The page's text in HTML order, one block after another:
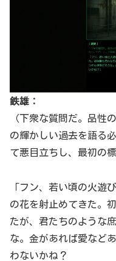
鉄雄：
（下衆な質問だ。品性
の輝かしい過去を語る
て悪目立ちし、最初の
「フン、若い頃の火遊
の花を射止めてきた。
たが、君たちのような
な。金があれば愛など
わないかね？